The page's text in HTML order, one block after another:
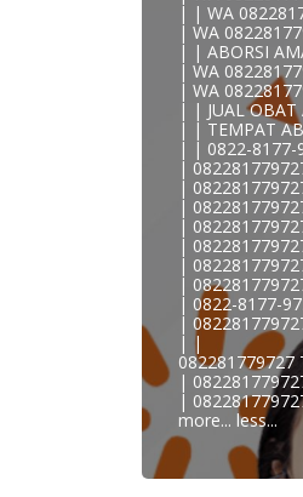
| | WA
| WA
| | ABORSI
| WA
| WA
| | JUAL OBAT
| | TEMPAT
| | 0822-8177-
|
|
|
|
|
|
|
| 0822-8177-
|
| |
082281779727
|
|
more... less...
WA
WA
082281779727
082281779727
WA
WA
WA
WA
| WA 082-281-
| WA 082-281-
082-281-779-
| WA
WA
| KLINIK
WA
|
| WA 0822-
| WA
| WA
WA
| WA 0822/
| WA 082/
| WA
WA
| WA